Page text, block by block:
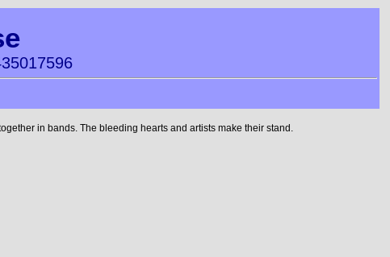
in bands. The bleeding hearts and artists make their stand.